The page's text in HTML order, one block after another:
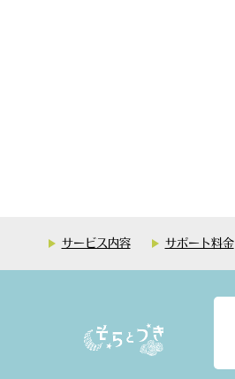
サービス内容 サポート料金